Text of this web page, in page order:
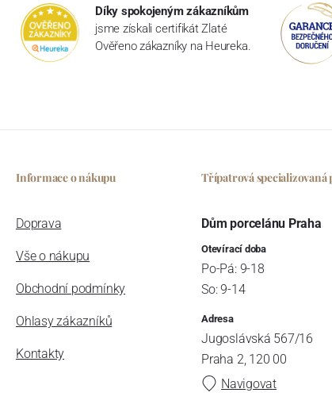
Díky spokojeným zákazníkům
jsme získali certifikát Zlaté
Ověřeno zákazníky na Heureka.
Informace o nákupu
Doprava
Vše o nákupu
Obchodní podmínky
Ohlasy zákazníků
Kontakty
Třípatrová specializovaná
Dům porcelánu Praha
Otevírací doba
Po-Pá: 9-18
So: 9-14
Adresa
Jugoslávská 567/16
Praha 2, 120 00
Navigovat